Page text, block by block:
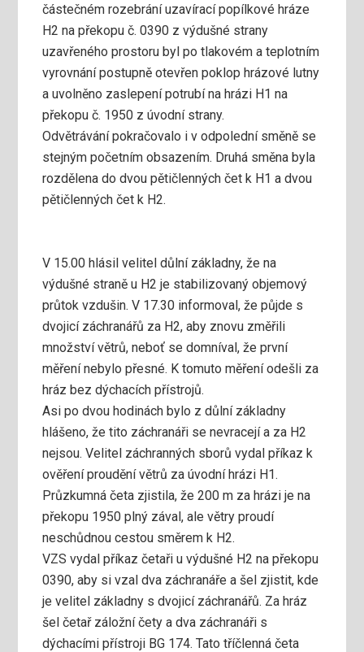
částečném rozebrání uzavírací popílkové hráze
H2 na překopu č. 0390 z výdušné strany
uzavřeného prostoru byl po tlakovém a teplotním
vyrovnání postupně otevřen poklop hrázové lutny
a uvolněno zaslepení potrubí na hrázi H1 na
překopu č. 1950 z úvodní strany.
Odvětrávání pokračovalo i v odpolední směně se
stejným početním obsazením. Druhá směna byla
rozdělena do dvou pětičlenných čet k H1 a dvou
pětičlenných čet k H2.
V 15.00 hlásil velitel důlní základny, že na
výdušné straně u H2 je stabilizovaný objemový
průtok vzdušin. V 17.30 informoval, že půjde s
dvojicí záchranářů za H2, aby znovu změřili
množství větrů, neboť se domníval, že první
měření nebylo přesné. K tomuto měření odešli za
hráz bez dýchacích přístrojů.
Asi po dvou hodinách bylo z důlní základny
hlášeno, že tito záchranáři se nevracejí a za H2
nejsou. Velitel záchranných sborů vydal příkaz k
ověření proudění větrů za úvodní hrázi H1.
Průzkumná četa zjistila, že 200 m za hrázi je na
překopu 1950 plný zával, ale větry proudí
neschůdnou cestou směrem k H2.
VZS vydal příkaz četaři u výdušné H2 na překopu
0390, aby si vzal dva záchranáře a šel zjistit, kde
je velitel základny s dvojicí záchranářů. Za hráz
šel četař záložní čety a dva záchranáři s
dýchacími přístroji BG 174. Tato tříčlenná četa